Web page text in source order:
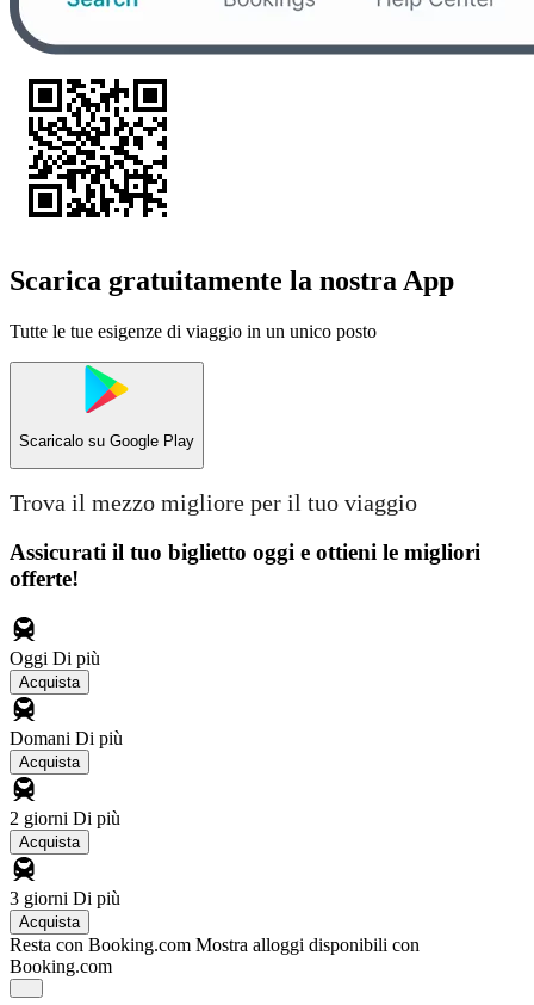
Scarica gratuitamente la nostra App
Tutte le tue esigenze di viaggio in un unico posto
Scaricalo su Google Play
Trova il mezzo migliore per il tuo viaggio
Assicurati il ​​tuo biglietto oggi e ottieni le migliori
offerte!
Oggi Di più
Acquista
Domani Di più
Acquista
2 giorni Di più
Acquista
3 giorni Di più
Acquista
Resta con Booking.com Mostra alloggi disponibili con
Booking.com